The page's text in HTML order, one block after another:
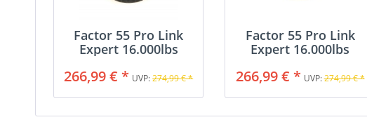
Factor 55 Pro Link
Expert 16.000lbs
266,99 € * UVP:274,99 € *
Factor 55 Pro Link
Expert 16.000lbs
266,99 € * UVP:274,99 € *